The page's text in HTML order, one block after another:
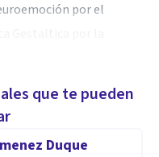
por el
Naranjo.
que te pueden
Duque